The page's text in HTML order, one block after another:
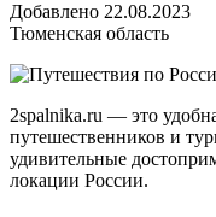
Добавлено 22.08.2023
Тюменская область
2spalnika.ru — это
путешественников и
удивительные
локации России.